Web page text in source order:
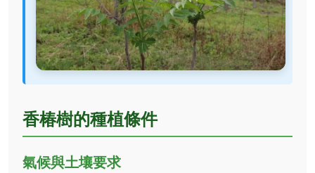
香椿樹的種植條件
氣候與土壤要求